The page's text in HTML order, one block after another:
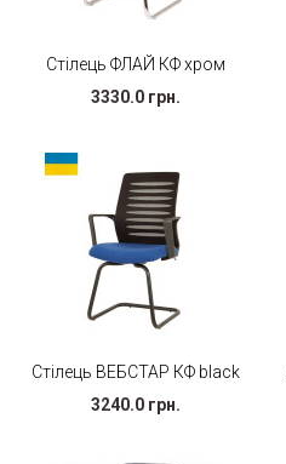
Стілець ФЛАЙ КФ хром
3330.0 грн.
Стілець ВЕБСТАР КФ black
3240.0 грн.